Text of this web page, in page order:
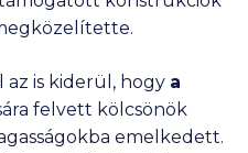
az is kiderül, hogy a
felvett kölcsönök
emelkedett.